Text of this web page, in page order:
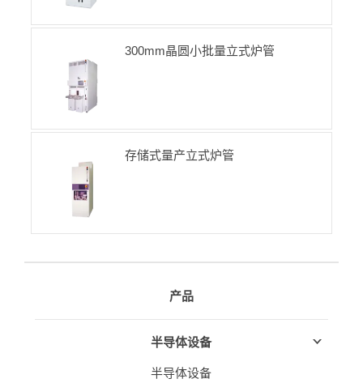
300mm晶圆小批量立式炉管
存储式量产立式炉管
产品
半导体设备
半导体设备